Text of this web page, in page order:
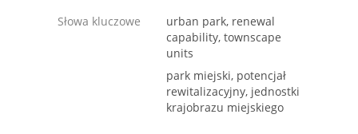
Słowa kluczowe
urban park, renewal
capability, townscape
units
park miejski, potencjał
rewitalizacyjny, jednostki
krajobrazu miejskiego